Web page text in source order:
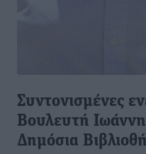
Συντονισμένες
Βουλευτή
Δημόσια